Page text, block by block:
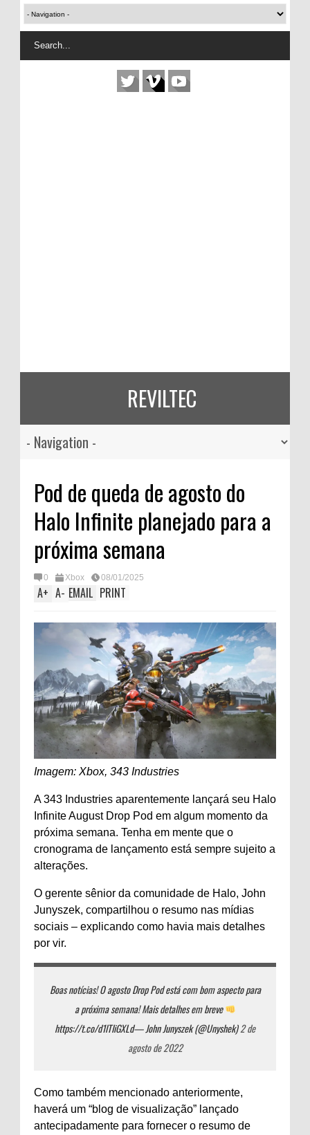
REVILTEC
Pod de queda de agosto do
Halo Infinite planejado para a
próxima semana
0 Xbox 08/01/2025
A+ A- EMAIL PRINT
Imagem: Xbox, 343 Industries
A 343 Industries aparentemente lançará seu Halo
Infinite August Drop Pod em algum momento da
próxima semana. Tenha em mente que o
cronograma de lançamento está sempre sujeito a
alterações.
O gerente sênior da comunidade de Halo, John
Junyszek, compartilhou o resumo nas mídias
sociais – explicando como havia mais detalhes
por vir.
Boas notícias! O agosto Drop Pod está com bom aspecto para
a próxima semana! Mais detalhes em breve
https://t.co/d1lTIiGXLd— John Junyszek (@Unyshek)2 de
agosto de 2022
Como também mencionado anteriormente,
haverá um “blog de visualização” lançado
antecipadamente para fornecer o resumo de